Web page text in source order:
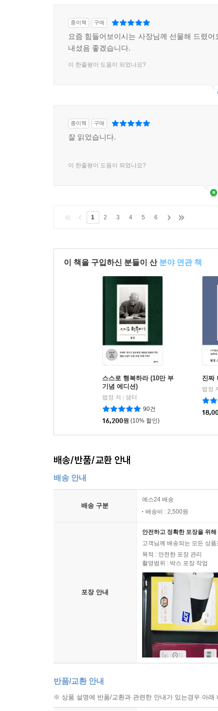
종이책 구매
요즘 힘들어보이시는 사장님께 선물해 드렸어
내셨음 좋겠습니다.
이 한줄평이 도움이 되었나요?
종이책 구매
잘 읽었습니다.
이 한줄평이 도움이 되었나요?
1 2 3 4 5 6
이 책을 구입하신 분들이 산 분야 연관 책
스스로 행복하라 (10만 부
기념 에디션)
법정 저
샘터
90건
16,200원 (10% 할인)
진짜
법정
배송/반품/교환 안내
배송 안내
배송 구분
예스24 배송
배송비 : 2,500원
포장 안내
안전하고 정확한 포장을 위
고객님께 배송되는 모든 상
목적 : 안전한 포장 관리
촬영범위 : 박스 포장 작업
반품/교환 안내
※ 상품 설명에 반품/교환과 관련한 안내가 있는경우 아